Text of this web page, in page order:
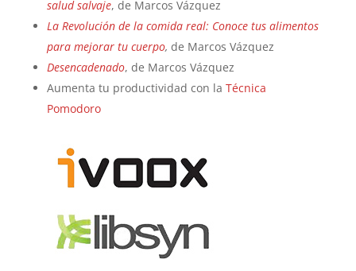
salud salvaje, de Marcos Vázquez
La Revolución de la comida real: Conoce tus alimentos
para mejorar tu cuerpo, de Marcos Vázquez
Desencadenado, de Marcos Vázquez
Aumenta tu productividad con la Técnica
Pomodoro